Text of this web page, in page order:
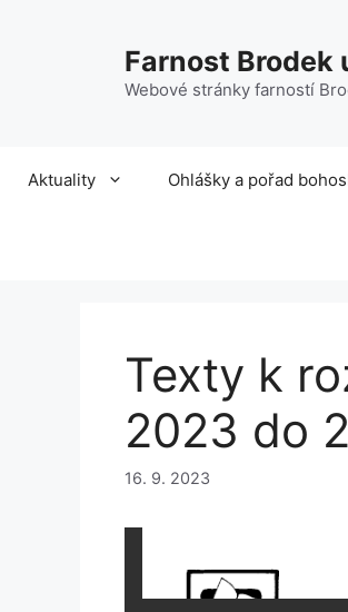
Farnost Brodek
Webové stránky farností
Aktuality Ohlášky a pořad
Texty k
2023 do
16. 9. 2023